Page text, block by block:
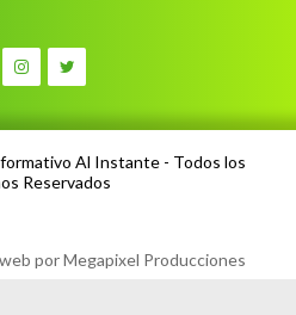
Al Instante - Todos los
Reservados
por Megapixel Producciones